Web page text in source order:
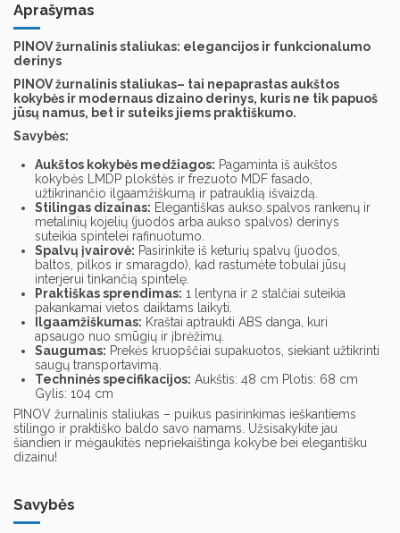
Aprašymas
PINOV žurnalinis staliukas: elegancijos ir funkcionalumo
derinys
PINOV žurnalinis staliukas– tai nepaprastas aukštos
kokybės ir modernaus dizaino derinys, kuris ne tik papuoš
jūsų namus, bet ir suteiks jiems praktiškumo.
Savybės:
Aukštos kokybės medžiagos: Pagaminta iš aukštos
kokybės LMDP plokštės ir frezuoto MDF fasado,
užtikrinančio ilgaamžiškumą ir patrauklią išvaizdą.
Stilingas dizainas: Elegantiškas aukso spalvos rankenų ir
metalinių kojelių (juodos arba aukso spalvos) derinys
suteikia spintelei rafinuotumo.
Spalvų įvairovė: Pasirinkite iš keturių spalvų (juodos,
baltos, pilkos ir smaragdo), kad rastumėte tobulai jūsų
interjerui tinkančią spintelę.
Praktiškas sprendimas: 1 lentyna ir 2 stalčiai suteikia
pakankamai vietos daiktams laikyti.
Ilgaamžiškumas: Kraštai aptraukti ABS danga, kuri
apsaugo nuo smūgių ir įbrėžimų.
Saugumas: Prekės kruopščiai supakuotos, siekiant užtikrinti
saugų transportavimą.
Techninės specifikacijos: Aukštis: 48 cm Plotis: 68 cm
Gylis: 104 cm
PINOV žurnalinis staliukas – puikus pasirinkimas ieškantiems
stilingo ir praktiško baldo savo namams. Užsisakykite jau
šiandien ir mėgaukitės nepriekaištinga kokybe bei elegantišku
dizainu!
Savybės